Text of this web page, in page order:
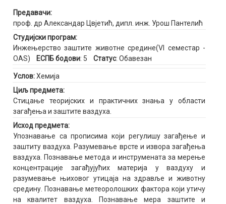
Предавачи:
проф. др Александар Цвјетић, дипл. инж. Урош Пантелић
Студијски програм:
Инжењерство заштите животне средине(VI семестар -
OAS)
ЕСПБ бодови: 5 Статус: Обавезан
Услов:Хемија
Циљ предмета:
Стицање теоријских и практичних знања у области
загађења и заштите ваздуха.
Исход предмета:
Упознавање са прописима који регулишу загађење и
заштиту ваздуха. Разумевање врсте и извора загађења
ваздуха. Познавање метода и инструмената за мерење
концентрације загађујућих материја у ваздуху и
разумевање њиховог утицаја на здравље и животну
средину. Познавање метеоролошких фактора који утичу
на квалитет ваздуха. Познавање мера заштите и